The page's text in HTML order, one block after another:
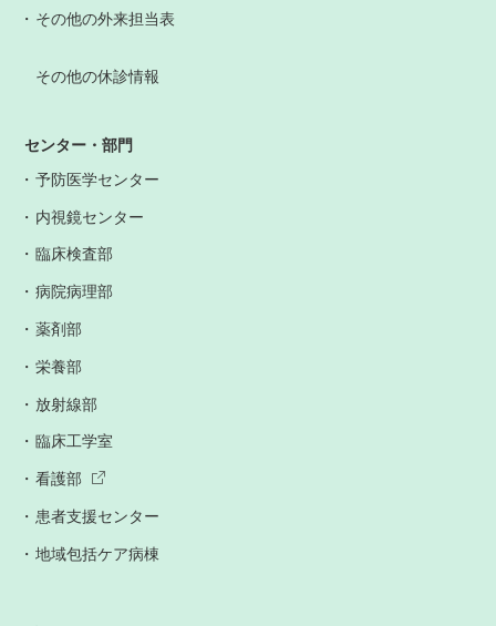
その他の外来担当表
その他の休診情報
センター・部門
予防医学センター
内視鏡センター
臨床検査部
病院病理部
薬剤部
栄養部
放射線部
臨床工学室
看護部
患者支援センター
地域包括ケア病棟